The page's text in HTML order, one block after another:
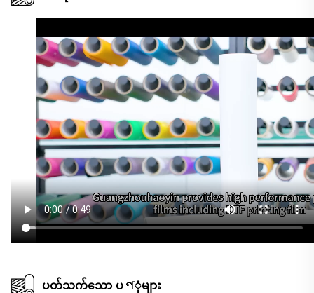
ပတ်သက်သော ပণုံများ